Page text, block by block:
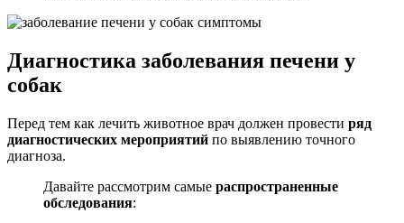
Диагностика заболевания печени у
собак
Перед тем как лечить животное врач должен провести ряд
диагностических мероприятий по выявлению точного
диагноза.
Давайте рассмотрим самые распространенные
обследования: